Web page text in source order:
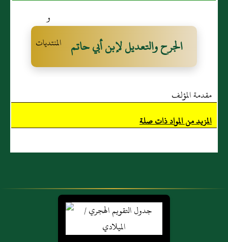
الجرح والتعديل لإبن أبي حاتم
مقدمة المؤلف
المزيد من المواد ذات صلة